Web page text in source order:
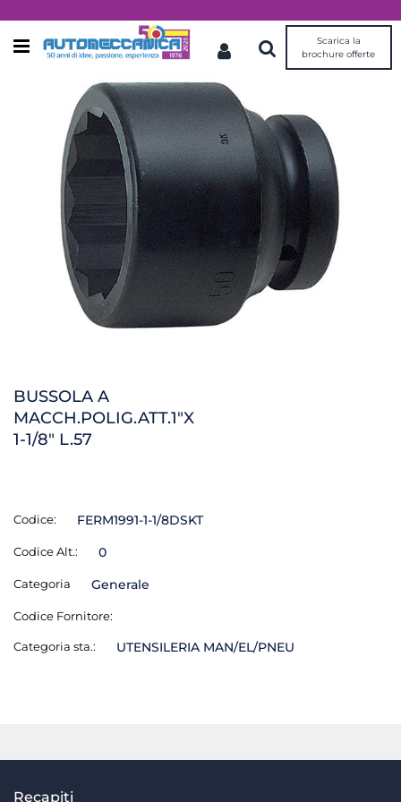
Open menu
Scarica la
brochure offerte
BUSSOLA A
MACCH.POLIG.ATT.1"X
1-1/8" L.57
Codice: FERM1991-1-1/8DSKT
Codice Alt.: 0
Categoria Generale
Codice Fornitore:
Categoria sta.: UTENSILERIA MAN/EL/PNEU
Recapiti